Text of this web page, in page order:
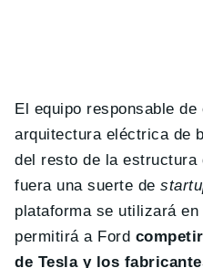
El equipo responsable
arquitectura eléctrica de
del resto de la estructura
fuera una suerte de
plataforma se utilizará
permitirá a Ford
de Tesla y los